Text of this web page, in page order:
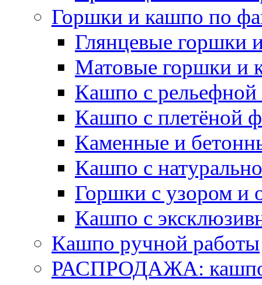
Горшки и кашпо по
Глянцевые горшки
Матовые горшки и
Кашпо с рельефной
Кашпо с плетёной
Каменные и
Кашпо с
Горшки с узором и
Кашпо с
Кашпо ручной работы
РАСПРОДАЖА: кашпо